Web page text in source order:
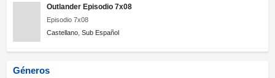
Outlander Episodio 7x08
Episodio 7x08
Castellano Sub Español
Géneros